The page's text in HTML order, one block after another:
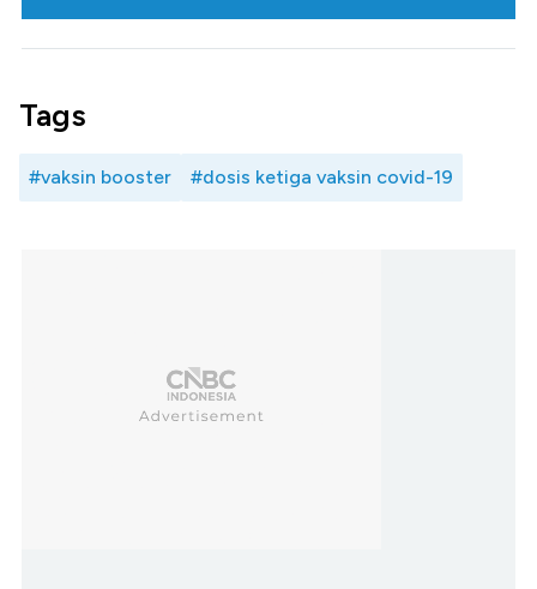
Tags
#vaksin booster #dosis ketiga vaksin covid-19